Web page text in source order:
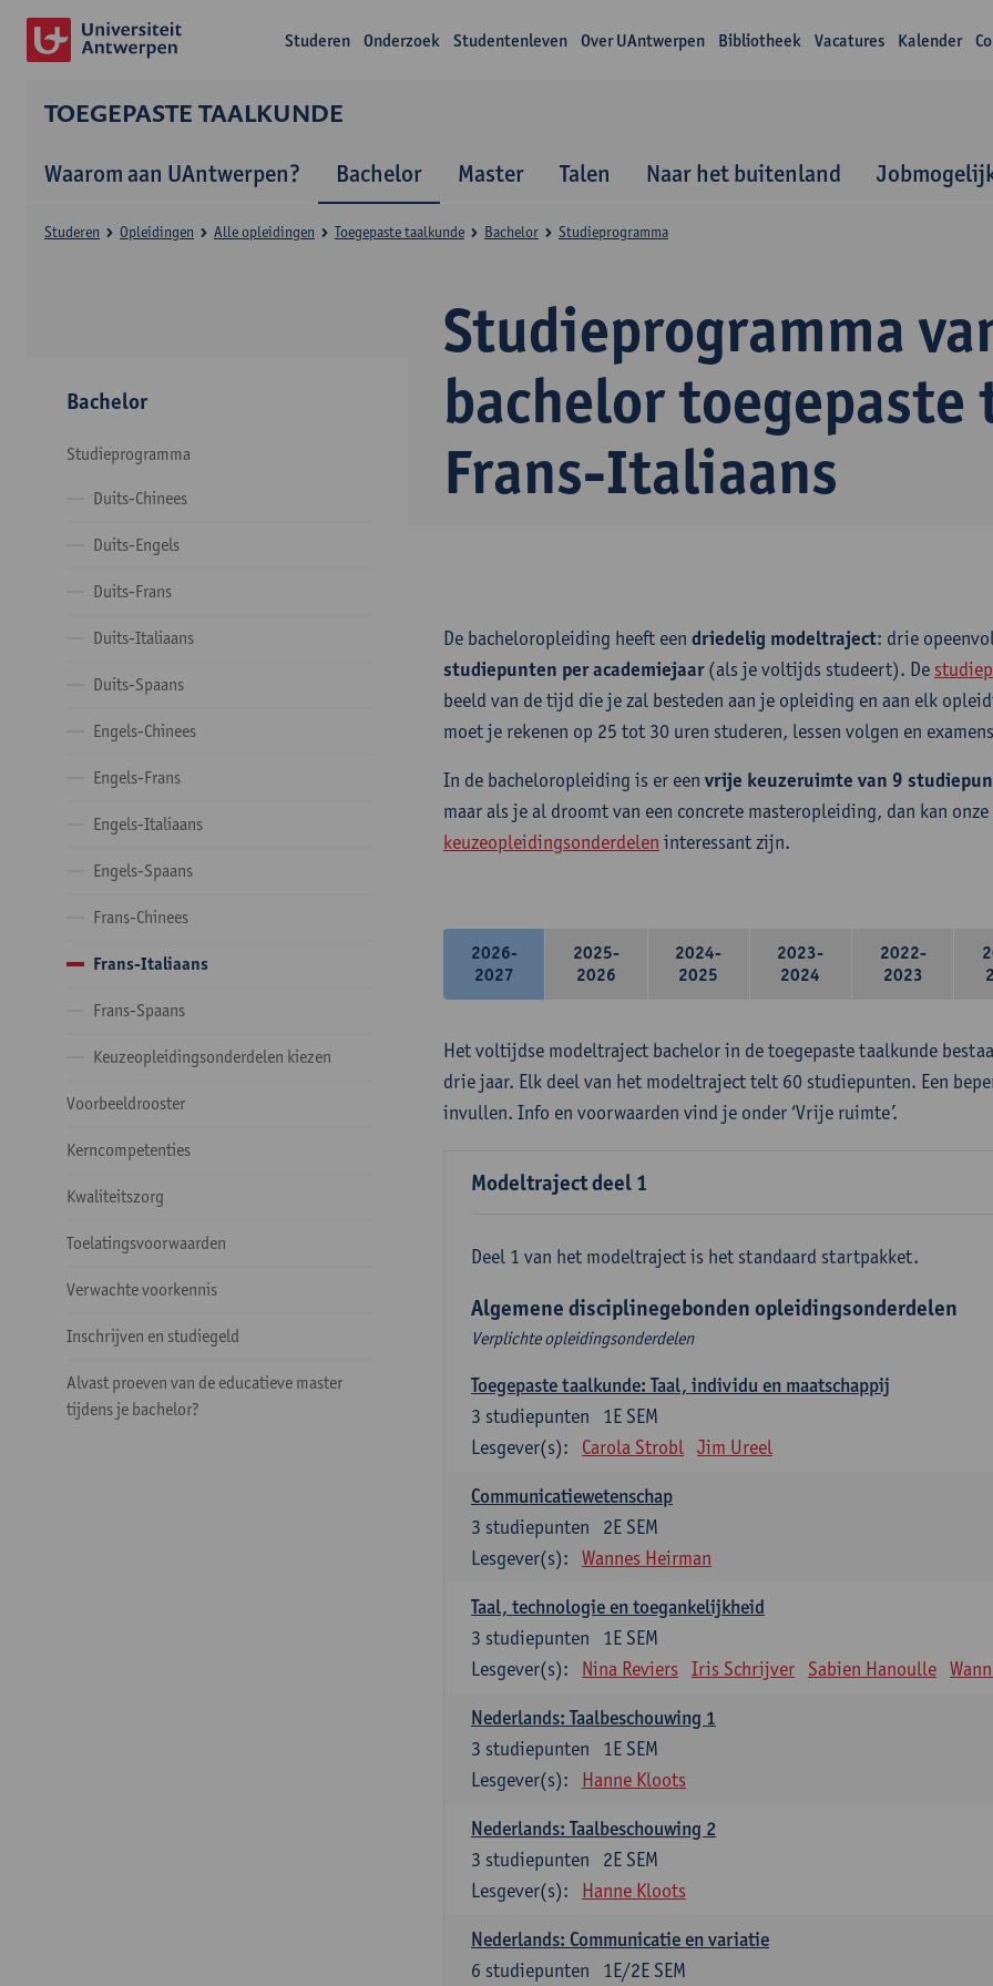
Studeren Onderzoek Studentenleven Over UAntwerpen Bibliotheek Vacatures Kalender
TOEGEPASTE TAALKUNDE
Waarom aan UAntwerpen? Bachelor Master Talen Naar het buitenland
Studieprogramma
bachelor
Frans-Italiaans
Studeren Opleidingen Alle opleidingen Toegepaste taalkunde Bachelor Studieprogramma
Bachelor
Studieprogramma
Duits-Chinees
Duits-Engels
Duits-Frans
Duits-Italiaans
Duits-Spaans
Engels-Chinees
Engels-Frans
Engels-Italiaans
Engels-Spaans
Frans-Chinees
Frans-Italiaans
Frans-Spaans
Keuzeopleidingsonderdelen kiezen
Voorbeeldrooster
Kerncompetenties
Kwaliteitszorg
Toelatingsvoorwaarden
Verwachte voorkennis
Inschrijven en studiegeld
Alvast proeven van de educatieve master
tijdens je bachelor?
De bacheloropleiding heeft een driedelig modeltraject: drie
studiepunten per academiejaar(als je voltijds studeert). De
beeld van de tijd die je zal besteden aan je opleiding en aan elk
moet je rekenen op 25 tot 30 uren studeren, lessen volgen en
In de bacheloropleiding is er een vrije keuzeruimte van 9
maar als je al droomt van een concrete masteropleiding, dan kan onze
keuzeopleidingsonderdelen interessant zijn.
2026-
2027
2025-
2026
2024-
2025
2023-
2024
2022-
2023
Het voltijdse modeltraject bachelor in de toegepaste taalkunde
drie jaar. Elk deel van het modeltraject telt 60 studiepunten. Een
invullen. Info en voorwaarden vind je onder ‘Vrije ruimte’.
Modeltraject deel 1
Deel 1 van het modeltraject is het standaard startpakket.
Algemene disciplinegebonden opleidingsonderdelen
Verplichte opleidingsonderdelen
Toegepaste taalkunde: Taal, individu en maatschappij
1E SEM
3 studiepunten
Lesgever(s):
Carola Strobl Jim Ureel
Communicatiewetenschap
2E SEM
3 studiepunten
Lesgever(s):
Wannes Heirman
Taal, technologie en toegankelijkheid
1E SEM
3 studiepunten
Lesgever(s):
Nina Reviers Iris Schrijver Sabien Hanoulle
Nederlands: Taalbeschouwing 1
1E SEM
3 studiepunten
Lesgever(s):
Hanne Kloots
Nederlands: Taalbeschouwing 2
2E SEM
3 studiepunten
Lesgever(s):
Hanne Kloots
Nederlands: Communicatie en variatie
1E/2E SEM
6 studiepunten